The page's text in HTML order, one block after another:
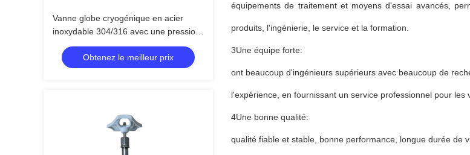
Vanne globe cryogénique en acier
inoxydable 304/316 avec une pression
maximale de 5,0 MPa et une plage de
température de -196°C à +80°C
Obtenez le meilleur prix
équipements de traitement et moyens d'essai avancés,
produits, l'ingénierie, le service et la formation.
3Une équipe forte:
ont beaucoup d'ingénieurs supérieurs avec beaucoup de
l'expérience, en fournissant un service professionnel pour les
4Une bonne qualité:
qualité fiable et stable, bonne performance, longue durée de